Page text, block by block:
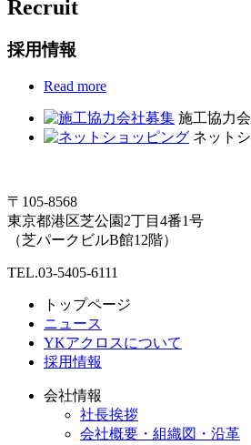
Recruit
採用情報
Read more
施工協力
ネット
〒105-8568
東京都港区芝公園2丁目4番1号
（芝パークビルB館12階）
TEL.03-5405-6111
トップページ
ニュース
YKアクロスについて
採用情報
会社情報
社長挨拶
会社概要・組織図・沿革